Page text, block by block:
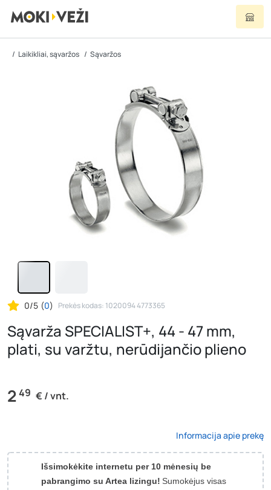
Laikikliai, sąvaržos Sąvaržos
0/5 (0) Prekės kodas: 1020094 4773365
Sąvarža SPECIALIST+, 44 - 47 mm,
plati, su varžtu, nerūdijančio plieno
249 € / vnt.
Informacija apie prekę
Išsimokėkite internetu per 10 mėnesių be
pabrangimo su Artea lizingu! Sumokėjus visas